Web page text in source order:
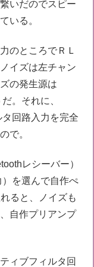
いだのでスピー
いる。
のところでＲＬ
イズは左チャン
の発生源は
。それに、
回路入力を完全
で。
レシーバー）
を選んで自作ぺ
ると、ノイズも
自作プリアンプ
ィブフィルタ回